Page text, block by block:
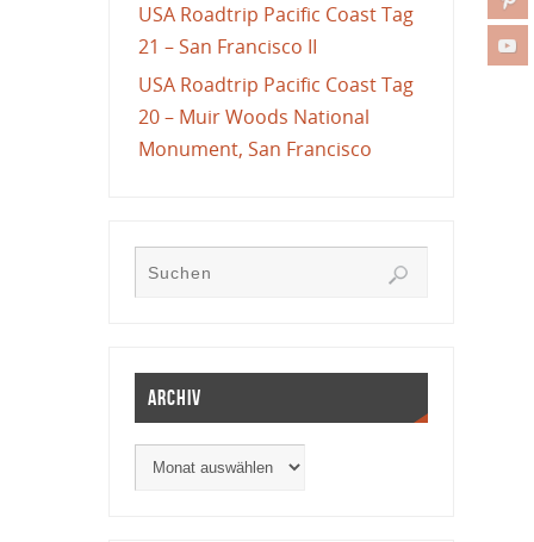
USA Roadtrip Pacific Coast Tag
21 – San Francisco II
USA Roadtrip Pacific Coast Tag
20 – Muir Woods National
Monument, San Francisco
Archiv